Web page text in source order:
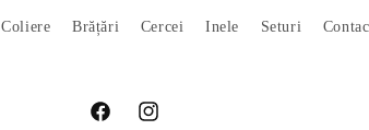
Coliere Brățări Cercei Inele Seturi
FacebookInstagram